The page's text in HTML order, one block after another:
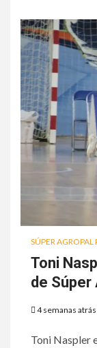
SÚPER AGROPAL
Toni
de Súper
4 semanas atrás
Toni Naspler